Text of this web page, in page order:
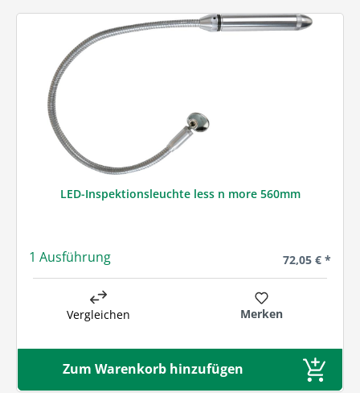
LED-Inspektionsleuchte less n more 560mm
1 Ausführung Regulärer
72,05 € *
Vergleichen Merken
Zum Warenkorb hinzufügen